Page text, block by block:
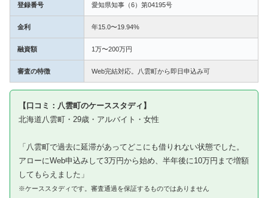
登録番号 愛知県知事（6）第04195号
金利 年15.0〜19.94%
融資額 1万〜200万円
審査の特徴 Web完結対応。八雲町から即日申込み可
【口コミ：八雲町のケーススタディ】
北海道八雲町・29歳・アルバイト・女性
「八雲町で過去に延滞があってどこにも借りれない状態でした。
アローにWeb申込みして3万円から始め、半年後に10万円まで増額
してもらえました」
※ケーススタディです。審査通過を保証するものではありません